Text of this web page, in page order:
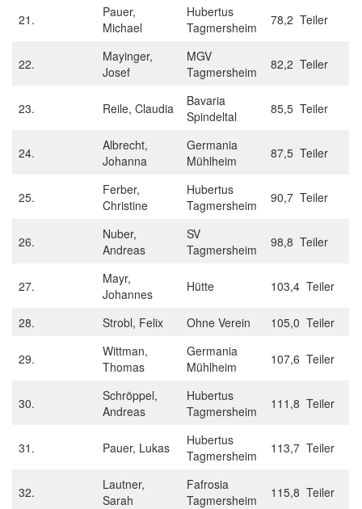
21.
Pauer,
Michael
Hubertus
Tagmersheim
78,2 Teiler
22.
Mayinger,
Josef
MGV
Tagmersheim
82,2 Teiler
23. Reile, Claudia
Bavaria
Spindeltal
85,5 Teiler
24.
Albrecht,
Johanna
Germania
Mühlheim
87,5 Teiler
25.
Ferber,
Christine
Hubertus
Tagmersheim
90,7 Teiler
26.
Nuber,
Andreas
SV
Tagmersheim
98,8 Teiler
27.
Mayr,
Johannes
Hütte 103,4 Teiler
28. Strobl, Felix Ohne Verein 105,0 Teiler
29.
Wittman,
Thomas
Germania
Mühlheim
107,6 Teiler
30.
Schröppel,
Andreas
Hubertus
Tagmersheim
111,8 Teiler
31. Pauer, Lukas
Hubertus
Tagmersheim
113,7 Teiler
32.
Lautner,
Sarah
Fafrosia
Tagmersheim
115,8 Teiler